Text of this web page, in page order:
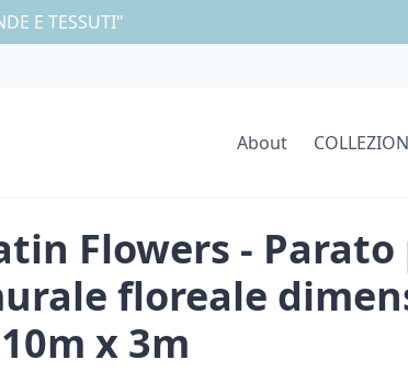
E TESSUTI"
About
Flowers -
floreale
x 3m